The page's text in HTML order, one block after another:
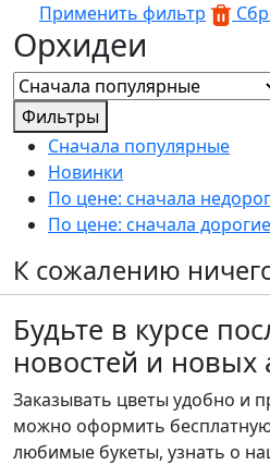
Применить фильтр
Орхидеи
Фильтры
Сначала популярные
Новинки
По цене: сначала
По цене: сначала дорогие
К сожалению
Будьте в курсе
новостей и новых
Заказывать цветы удобно и
можно оформить бесплатную
любимые букеты, узнать о